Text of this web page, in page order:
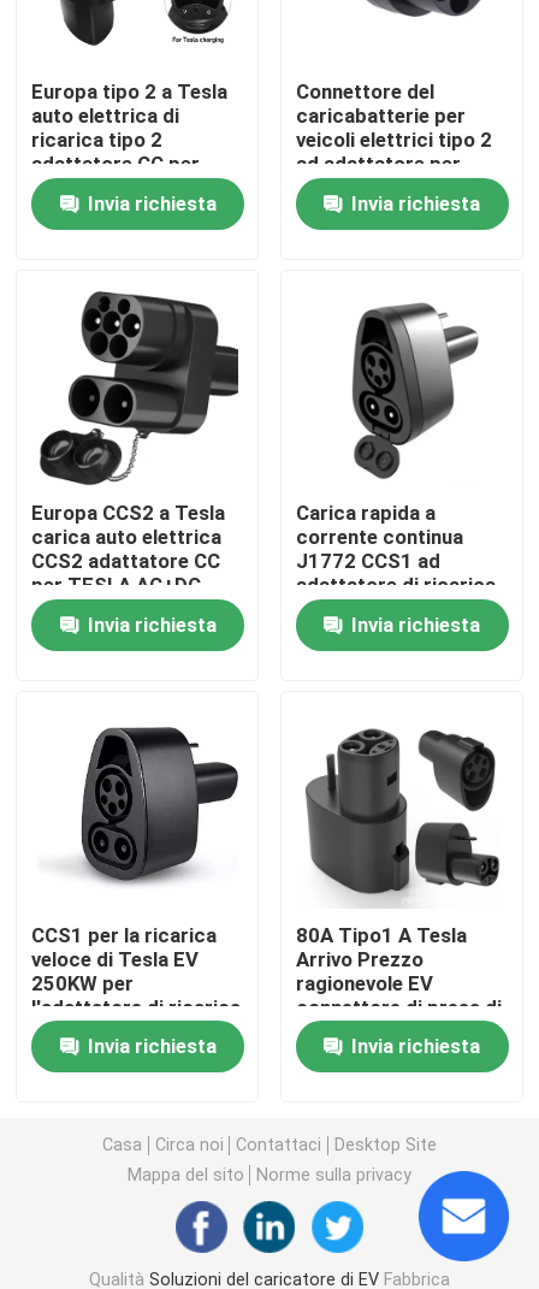
Casa
Prodotti
Chi siamo
Controllo di qualità
Contattaci
Richiedere un preventivo
Soluzioni del caricatore di EV
Caricatori portatili di EV
caricatori del ev del wallbox
cavo di ricarica EV
Cavo di estensione del caricatore di EV
Adattatori del caricatore di EV
Adattatore NACS di Tesla
Europa tipo 2 a Tesla
auto elettrica di
ricarica tipo 2
adattatore CC per
TESLA
Invia richiesta
Connettore del
caricabatterie per
veicoli elettrici tipo 2
ad adattatore per
Tesla
Invia richiesta
Europa CCS2 a Tesla
carica auto elettrica
CCS2 adattatore CC
per TESLA AC+DC
Invia richiesta
Carica rapida a
corrente continua
J1772 CCS1 ad
adattatore di ricarica
per veicoli elettrici
Tesla per Tesla Model
S/X/3/Y
Invia richiesta
CCS1 per la ricarica
veloce di Tesla EV
250KW per
l'adattatore di ricarica
di Tesla
Invia richiesta
80A Tipo1 A Tesla
Arrivo Prezzo
ragionevole EV
connettore di presa di
ricarica j1772 presa
per serratura
Invia richiesta
Casa Circa noi Contattaci
Desktop Site
Mappa del sito
Norme sulla privacy
Qualità Soluzioni del caricatore di EVFabbrica